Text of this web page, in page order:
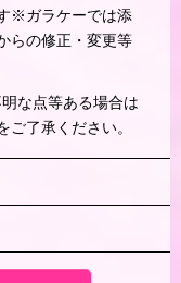
※ガラケーでは添
らの修正・変更等
な点等ある場合は
了承ください。